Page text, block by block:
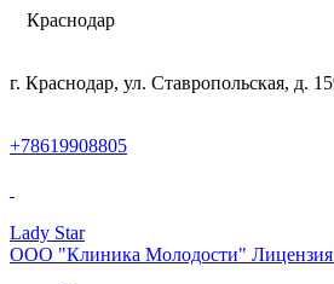
Краснодар
г. Краснодар, ул. Ставропольская, д.
+78619908805
Lady Star
ООО "Клиника Молодости"